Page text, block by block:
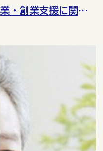
業・創業支援に関す